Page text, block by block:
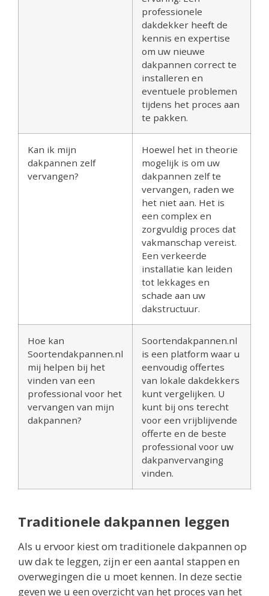
professionele
dakdekker heeft de
kennis en expertise
om uw nieuwe
dakpannen correct te
installeren en
eventuele problemen
tijdens het proces aan
te pakken.
Kan ik mijn
dakpannen zelf
vervangen?
Hoewel het in theorie
mogelijk is om uw
dakpannen zelf te
vervangen, raden we
het niet aan. Het is
een complex en
zorgvuldig proces dat
vakmanschap vereist.
Een verkeerde
installatie kan leiden
tot lekkages en
schade aan uw
dakstructuur.
Hoe kan
Soortendakpannen.nl
mij helpen bij het
vinden van een
professional voor het
vervangen van mijn
dakpannen?
Soortendakpannen.nl
is een platform waar u
eenvoudig offertes
van lokale dakdekkers
kunt vergelijken. U
kunt bij ons terecht
voor een vrijblijvende
offerte en de beste
professional voor uw
dakpanvervanging
vinden.
Traditionele dakpannen leggen
Als u ervoor kiest om traditionele dakpannen op
uw dak te leggen, zijn er een aantal stappen en
overwegingen die u moet kennen. In deze sectie
geven we u een overzicht van het proces van het